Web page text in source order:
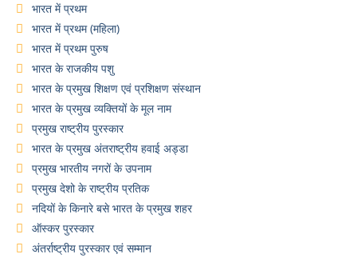
भारत में प्रथम
भारत में प्रथम (महिला)
भारत में प्रथम पुरुष
भारत के राजकीय पशु
भारत के प्रमुख शिक्षण एवं प्रशिक्षण संस्थान
भारत के प्रमुख व्यक्तियों के मूल नाम
प्रमुख राष्ट्रीय पुरस्कार
भारत के प्रमुख अंतराष्ट्रीय हवाई अड्डा
प्रमुख भारतीय नगरों के उपनाम
प्रमुख देशो के राष्ट्रीय प्रतिक
नदियों के किनारे बसे भारत के प्रमुख शहर
ऑस्कर पुरस्कार
अंतर्राष्ट्रीय पुरस्कार एवं सम्मान